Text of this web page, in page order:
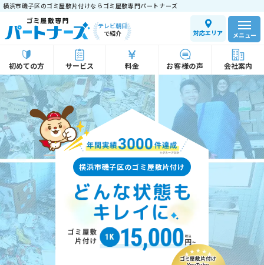
横浜市磯子区のゴミ屋敷片付けならゴミ屋敷専門パートナーズ
テレビ朝日
で紹介
対応エリア
初めての方 サービス 料金 お客様の声 会社案内
メニュー
横浜市磯子区のゴミ屋敷片付け